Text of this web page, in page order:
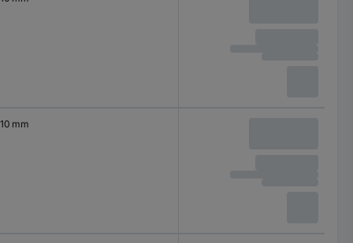
10 mm